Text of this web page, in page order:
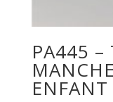
PA445 –
ENFANT